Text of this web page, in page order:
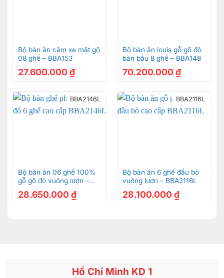
Bộ bàn ăn căm xe mặt gõ
08 ghế – BBA153
27.600.000 ₫
Bộ bàn ăn louis gỗ gõ đỏ
bàn bầu 8 ghế – BBA148
70.200.000 ₫
BBA2146L
Bộ bàn ăn 06 ghế 100%
gỗ gõ đỏ vuông lượn –
BBA2146L
28.650.000 ₫
BBA2116L
Bộ bàn ăn 6 ghế đầu bò
vuông lượn – BBA2116L
28.100.000 ₫
Hồ Chí Minh KD 1